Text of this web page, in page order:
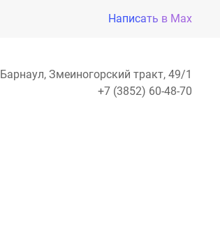
Написать в Max
Барнаул, Змеиногорский тракт, 49/1
+7 (3852) 60-48-70